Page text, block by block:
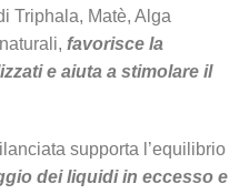
Triphala, Matè, Alga
favorisce la
e aiuta a stimolare il
supporta l’equilibrio
dei liquidi in eccesso e